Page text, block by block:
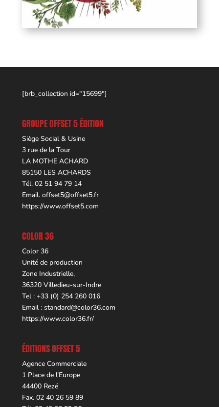
[brb_collection id="15699"]
GROUPE OFFSET 5 ÉDITION
Siège Social & Usine
3 rue de la Tour
LA MOTHE ACHARD
85150 LES ACHARDS
Tél. 02 51 94 79 14
Email. offset5@offset5.fr
https://www.offset5.com
COLOR 36
Color 36
Unité de production
Zone Industrielle,
36320 Villedieu-sur-Indre
Tel : +33 (0) 254 260 016
Email : standard@color36.com
https://www.color36.fr/
ÉDITIONS OFFSET 5
Agence Commerciale
1 Place de l’Europe
44400 Rezé
Fax. 02 40 26 59 89